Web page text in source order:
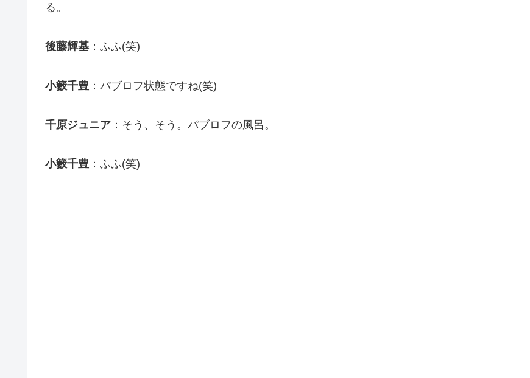
る。
後藤輝基 ：ふふ(笑)
小籔千豊 ：パブロフ状態ですね(笑)
千原ジュニア ：そう、そう。パブロフの風呂。
小籔千豊 ：ふふ(笑)